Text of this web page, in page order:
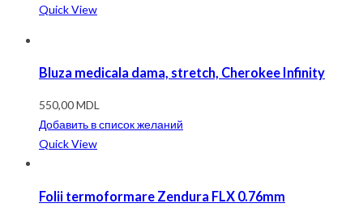
Quick View
Bluza medicala dama, stretch, Cherokee Infinity
550,00MDL
Добавить в список желаний
Quick View
Folii termoformare Zendura FLX 0.76mm